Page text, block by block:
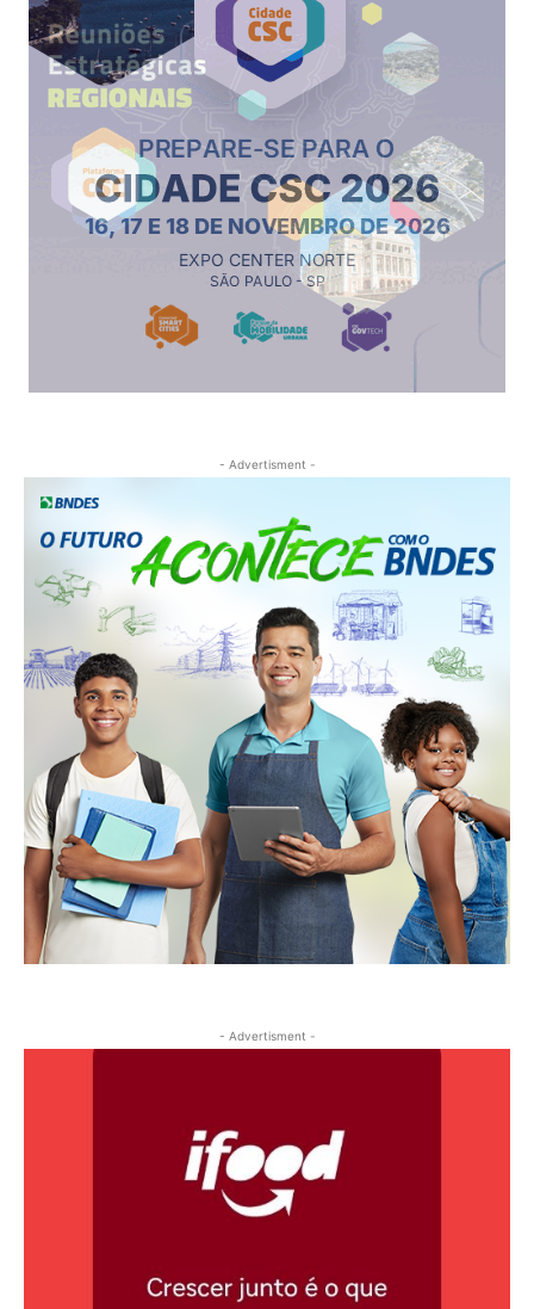
- Advertisment -
- Advertisment -